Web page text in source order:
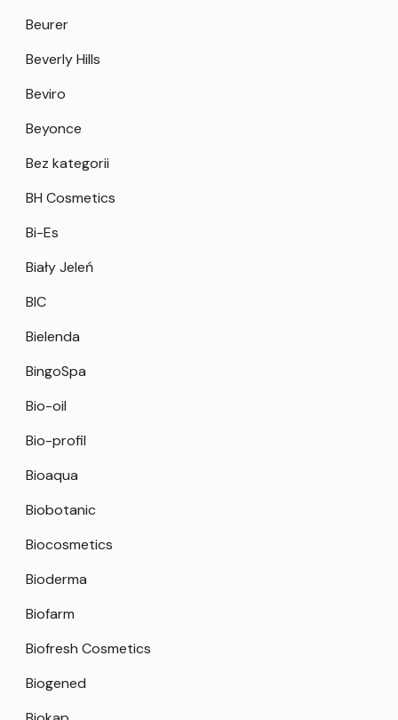
Beurer
Beverly Hills
Beviro
Beyonce
Bez kategorii
BH Cosmetics
Bi-Es
Biały Jeleń
BIC
Bielenda
BingoSpa
Bio-oil
Bio-profil
Bioaqua
Biobotanic
Biocosmetics
Bioderma
Biofarm
Biofresh Cosmetics
Biogened